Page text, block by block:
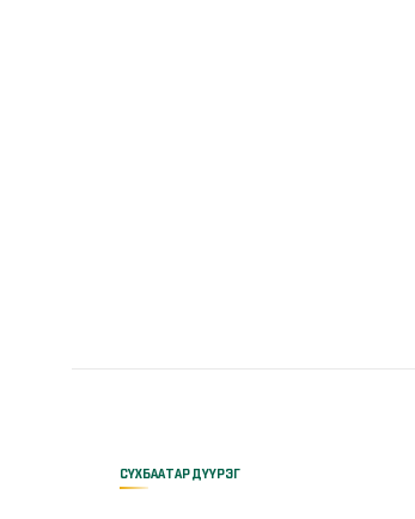
СҮХБААТАР ДҮҮРЭГ